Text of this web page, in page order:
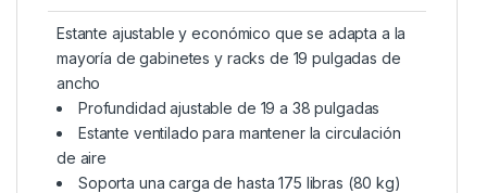
Estante ajustable y económico que se adapta a la
mayoría de gabinetes y racks de 19 pulgadas de
ancho
Profundidad ajustable de 19 a 38 pulgadas
Estante ventilado para mantener la circulación
de aire
Soporta una carga de hasta 175 libras (80 kg)